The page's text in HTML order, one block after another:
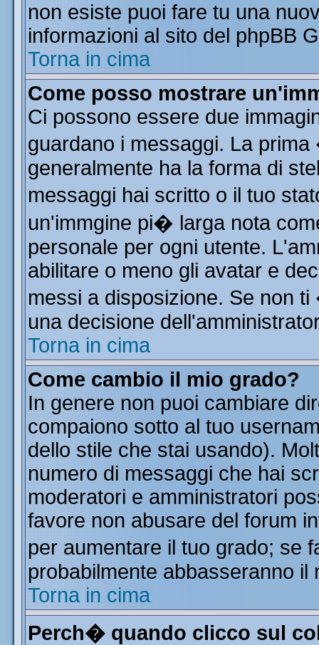
non esiste puoi fare tu una
informazioni al sito del phpBB
Torna in cima
Come posso mostrare
Ci possono essere due
guardano i messaggi. La
generalmente ha la forma di
messaggi hai scritto o il tuo
un'immgine pi� larga nota
personale per ogni utente.
abilitare o meno gli avatar e
messi a disposizione. Se non
una decisione
Torna in cima
Come cambio il mio grado?
In genere non puoi cambiare
compaiono sotto al tuo
dello stile che stai usando).
numero di messaggi che hai
moderatori e amministratori
favore non abusare del forum
per aumentare il tuo grado; se
probabilmente abbasseranno il
Torna in cima
Perch� quando clicco sul